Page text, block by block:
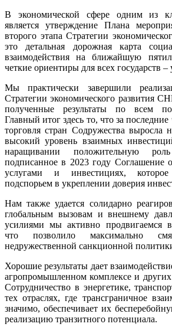
В экономической сфере одним из
является утверждение Плана
второго этапа Стратегии
это детальная дорожная карта
взаимодействия на ближайшую
четкие ориентиры для всех государств
Мы практически завершили
Стратегии экономического развития
полученные результаты по всем
Главный итог здесь то, что за
торговля стран Содружества выросла
высокий уровень взаимных
наращивании положительную
подписанное в 2023 году Соглашение
услугами и инвестициях,
подспорьем в укреплении доверия
Нам также удается солидарно
глобальным вызовам и внешнему
усилиями мы активно продвигаемся
что позволило максимально
недружественной санкционной
Хорошие результаты дает
агропромышленном комплексе и других
Сотрудничество в энергетике,
тех отраслях, где трансграничное
значимо, обеспечивает их
реализацию транзитного потенциала.